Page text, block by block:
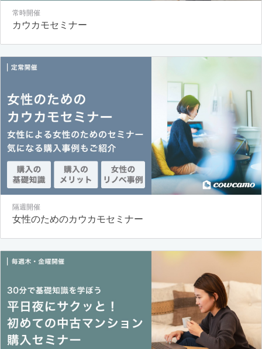
常時開催
カウカモセミナー
隔週開催
女性のためのカウカモセミナー